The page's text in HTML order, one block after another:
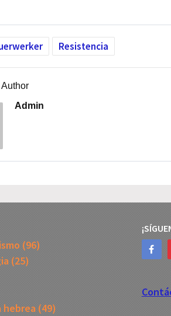
Resistencia
Admin
(96)
(25)
hebrea (49)